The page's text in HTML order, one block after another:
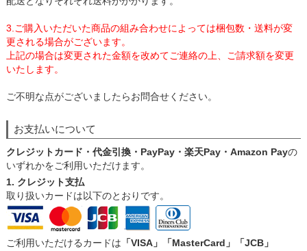
3.ご購入いただいた商品の組み合わせによっては梱包数・送料が変
更される場合がございます。
上記の場合は変更された金額を改めてご連絡の上、ご請求額を変更
いたします。
ご不明な点がございましたらお問合せください。
お支払いについて
クレジットカード・代金引換・PayPay・楽天Pay・Amazon Payの
いずれかをご利用いただけます。
1. クレジット支払
取り扱いカードは以下のとおりです。
ご利用いただけるカードは 「VISA」「MasterCard」「JCB」